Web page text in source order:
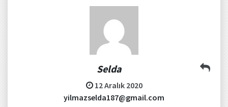
Selda
12 Aralık 2020
yilmazselda187@gmail.com